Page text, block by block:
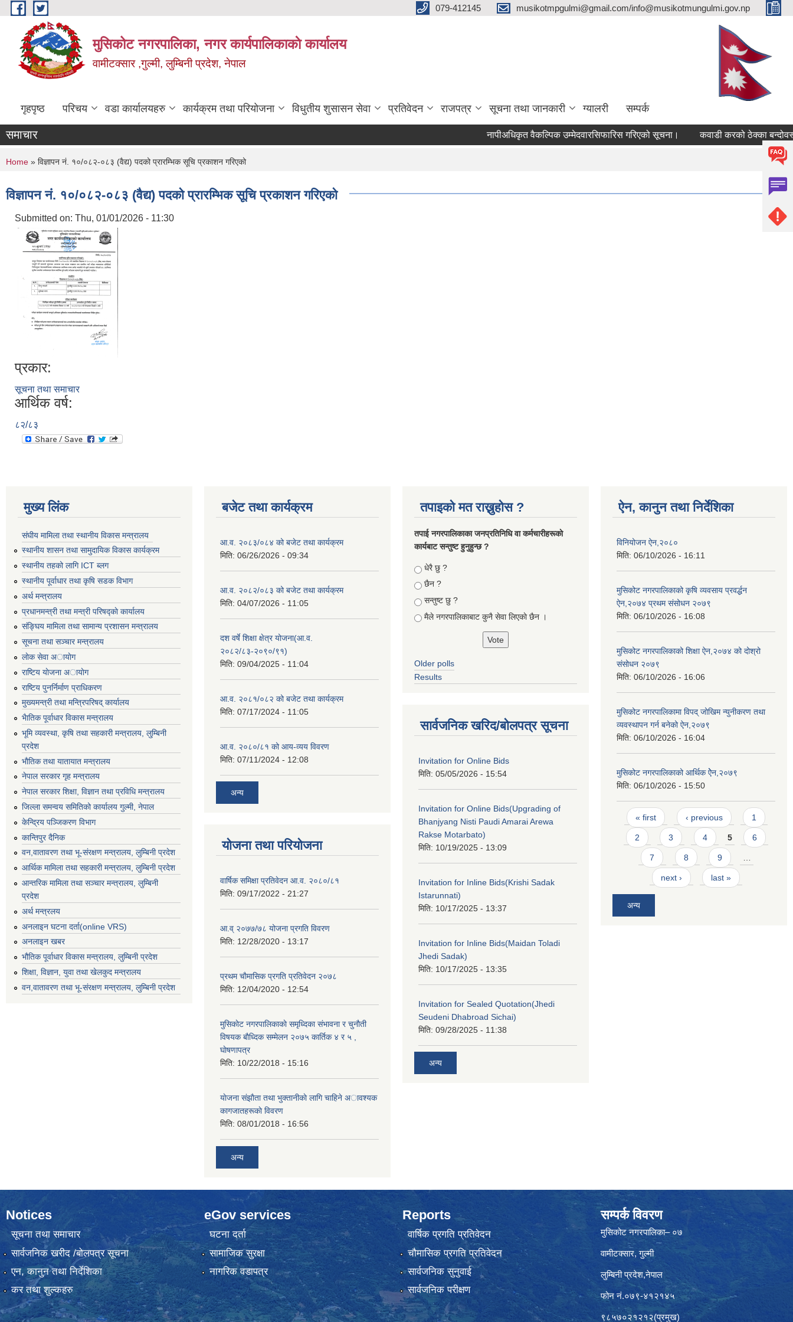
Skip to main content 079-412145 musikotmpgulmi@gmail.com/info@musikotmungulmi.gov.np
मुसिकोट नगरपालिका, नगर कार्यपालिकाकाे कार्यालय
वामीटक्सार ,गुल्मी, लुम्बिनी प्रदेश, नेपाल
गृहपृष्ठ परिचय वडा कार्यालयहरु कार्यक्रम तथा परियोजना विधुतीय शुसासन सेवा प्रतिवेदन राजपत्र सूचना तथा जानकारी ग्यालरी सम्पर्क
समाचार नापीअधिकृत वैकल्पिक उम्मेदवारसिफारिस गरिएको सूचना। कवाडी करको ठेक्का बन्दोवस्त
You are here
Home » विज्ञापन नं. १०/०८२-०८३ (वैद्य) पदको प्रारम्भिक सूचि प्रकाशन गरिएको
विज्ञापन नं. १०/०८२-०८३ (वैद्य) पदको प्रारम्भिक सूचि प्रकाशन गरिएको
Submitted on: Thu, 01/01/2026 - 11:30
प्रकार:
सूचना तथा समाचार
आर्थिक वर्ष:
८२/८३
मुख्य लिंक
संघीय मामिला तथा स्थानीय विकास मन्त्रालय
स्थानीय शासन तथा सामुदायिक विकास कार्यक्रम
स्थानीय तहको लागि ICT ब्लग
स्थानीय पूर्वाधार तथा कृषि सडक विभाग
अर्थ मन्त्रालय
प्रधानमन्त्री तथा मन्त्री परिषद्काे कार्यालय
संङ्घिय मामिला तथा सामान्य प्रशासन मन्त्रालय
सूचना तथा सञ्चार मन्त्रालय
लाेक सेवा अायाेग
राष्टिय याेजना अायाेग
राष्टिय पुनर्निर्माण प्राधिकरण
मुख्यमन्त्री तथा मन्त्रिपरिषद् कार्यालय
भैातिक पूर्वाधार विकास मन्त्रालय
भूमि व्यवस्था, कृषि तथा सहकारी मन्त्रालय, लु्म्बिनी
प्रदेश
भाैतिक तथा यातायात मन्त्रालय
नेपाल सरकार गृह मन्त्रालय
नेपाल सरकार शिक्षा, विज्ञान तथा प्रविधि मन्त्रालय
जिल्ला समन्वय समितिको कार्यालय गुल्मी, नेपाल
केन्द्रिय पञ्जिकरण विभाग
कान्तिपुर दैनिक
वन,वातावरण तथा भू-संरक्षण मन्त्रालय, लुम्बिनी प्रदेश
आर्थिक मामिला तथा सहकारी मन्त्रालय, लुम्बिनी प्रदेश
आन्तरिक मामिला तथा सञ्चार मन्त्रालय, लुम्बिनी
प्रदेश
अर्थ मन्त्रलय
अनलाइन घटना दर्ता(online VRS)
अनलाइन खबर
भौतिक पूर्वाधार विकास मन्त्रालय, लुम्बिनी प्रदेश
शिक्षा, विज्ञान, युवा तथा खेलकुद मन्‍‍त्रालय
वन,वातावरण तथा भू-संरक्षण मन्त्रालय, लुम्बिनी प्रदेश
बजेट तथा कार्यक्रम
आ.व. २०८३/०८४ को बजेट तथा कार्यक्रम
मिति: 06/26/2026 - 09:34
आ.व. २०८२/०८३ को बजेट तथा कार्यक्रम
मिति: 04/07/2026 - 11:05
दश वर्षे शिक्षा क्षेत्र योजना(आ.व.
२०८२/८३-२०९०/९१)
मिति: 09/04/2025 - 11:04
आ.व. २०८१/०८२ को बजेट तथा कार्यक्रम
मिति: 07/17/2024 - 11:05
आ.व. २०८०/८१ को आय-व्यय विवरण
मिति: 07/11/2024 - 12:08
अन्य
योजना तथा परियोजना
वार्षिक समिक्षा प्रतिवेदन आ.व. २०८०/८१
मिति: 09/17/2022 - 21:27
आ.व् २०७७/७८ योजना प्रगति विवरण
मिति: 12/28/2020 - 13:17
प्रथम चाैमासिक प्रगति प्रतिवेदन २०७८
मिति: 12/04/2020 - 12:54
मुसिकाेट नगरपालिकाकाे समृध्दिका संभावना र चुनाैती
विषयक बाैध्दिक सम्मेलन २०७५ कार्तिक ४ र ५ ,
घाेषणापत्र
मिति: 10/22/2018 - 15:16
याेजना संझाैता तथा भुक्तानीकाे लागि चाहिने अावश्यक
कागजातहरूकाे विवरण
मिति: 08/01/2018 - 16:56
अन्य
तपाइको मत राख्नुहोस ?
तपा‌ई नगरपालिकाका जनप्रतिनिधि वा कर्मचारीहरूकाे
कार्यबाट सन्तुष्ट हुनुहुन्छ ?
Choices
धेरै छु ?
छैन ?
सन्तुष्ट छु ?
मैले नगरपालिकाबाट कुनै सेवा लिएकाे छैन ।
Older polls
Results
सार्वजनिक खरिद/बोलपत्र सूचना
Invitation for Online Bids
मिति: 05/05/2026 - 15:54
Invitation for Online Bids(Upgrading of
Bhanjyang Nisti Paudi Amarai Arewa
Rakse Motarbato)
मिति: 10/19/2025 - 13:09
Invitation for Inline Bids(Krishi Sadak
Istarunnati)
मिति: 10/17/2025 - 13:37
Invitation for Inline Bids(Maidan Toladi
Jhedi Sadak)
मिति: 10/17/2025 - 13:35
Invitation for Sealed Quotation(Jhedi
Seudeni Dhabroad Sichai)
मिति: 09/28/2025 - 11:38
अन्य
ऐन, कानुन तथा निर्देशिका
विनियोजन ऐन,२०८०
मिति: 06/10/2026 - 16:11
मुसिकोट नगरपालिकाको कृषि व्यवसाय प्रवर्द्धन
ऐन,२०७४ प्रथम संसोधन २०७९
मिति: 06/10/2026 - 16:08
मुसिकोट नगरपालिकाको शिक्षा ऐन,२०७४ को दोश्रो
संसोधन २०७९
मिति: 06/10/2026 - 16:06
मुसिकोट नगरपालिकामा विपद् जोखिम न्युनीकरण तथा
व्यवस्थापन गर्न बनेको ऐन,२०७९
मिति: 06/10/2026 - 16:04
मुसिकोट नगरपालिकाको आर्थिक ऐेन,२०७९
मिति: 06/10/2026 - 15:50
Pages
« first ‹ previous 1
2 3 4 5 6
7 8 9 …
next › last »
अन्य
Notices
सूचना तथा समाचार
सार्वजनिक खरीद /बोलपत्र सूचना
एन, कानुन तथा निर्देशिका
कर तथा शुल्कहरु
eGov services
घटना दर्ता
सामाजिक सुरक्षा
नागरिक वडापत्र
Reports
वार्षिक प्रगति प्रतिवेदन
चौमासिक प्रगति प्रतिवेदन
सार्वजनिक सुनुवाई
सार्वजनिक परीक्षण
सम्पर्क विवरण
मुसिकोट नगरपालिका– ०७
वामीटक्सार, गुल्मी
लुम्बिनी प्रदेश,नेपाल
फोन नं.०७९-४१२१४५
९८५७०२१२१२(प्रमुख)